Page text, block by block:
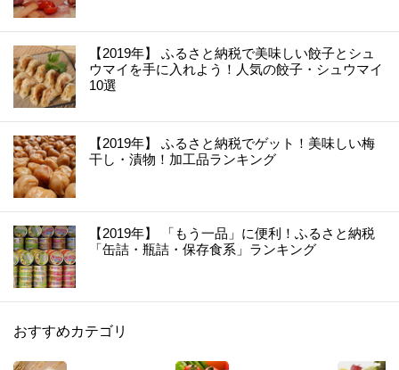
【2019年】 ふるさと納税で美味しい餃子とシュ
ウマイを手に入れよう！人気の餃子・シュウマイ
10選
【2019年】 ふるさと納税でゲット！美味しい梅
干し・漬物！加工品ランキング
【2019年】 「もう一品」に便利！ふるさと納税
「缶詰・瓶詰・保存食系」ランキング
おすすめカテゴリ